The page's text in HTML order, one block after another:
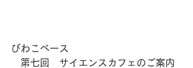
びわこベース
第七回　サイエンスカフェのご案内